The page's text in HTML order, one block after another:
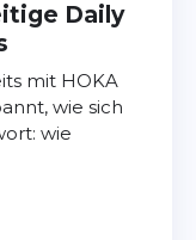
Daily
mit HOKA
wie sich
wie